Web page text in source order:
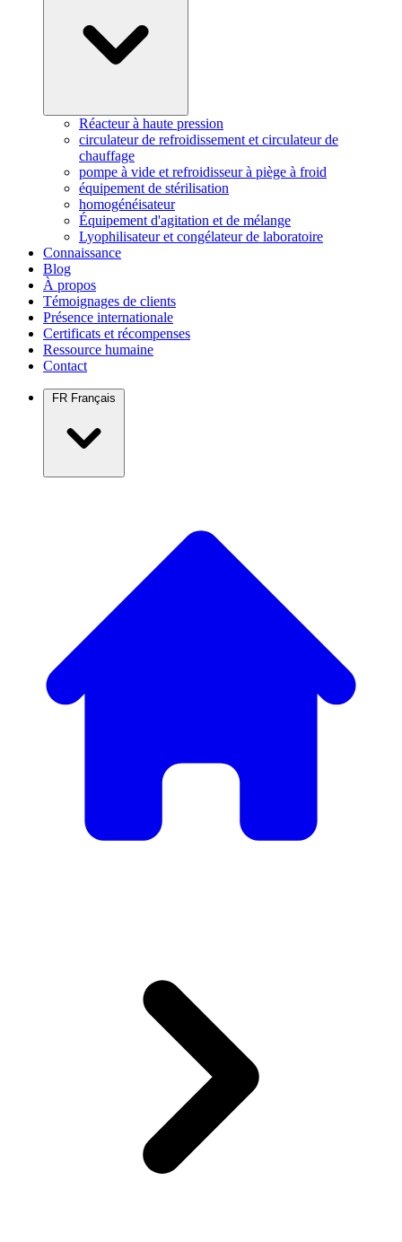
Réacteur à haute pression
circulateur de refroidissement et circulateur de
chauffage
pompe à vide et refroidisseur à piège à froid
équipement de stérilisation
homogénéisateur
Équipement d'agitation et de mélange
Lyophilisateur et congélateur de laboratoire
Connaissance
Blog
À propos
Témoignages de clients
Présence internationale
Certificats et récompenses
Ressource humaine
Contact
FR Français